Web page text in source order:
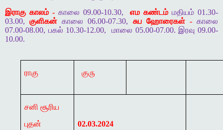
இராகு காலம் -காலை 09.00-10.30, எம கண்டம் மதியம் 01.30-
03.00,குளிகன் காலை 06.00-07.30, சுப ஹோரைகள் -காலை
07.00-08.00, பகல் 10.30-12.00,
மாலை 05.00-07.00. இரவு 09.00-
10.00.
ராகு குரு
சனி சூரிய
புதன்
02.03.2024